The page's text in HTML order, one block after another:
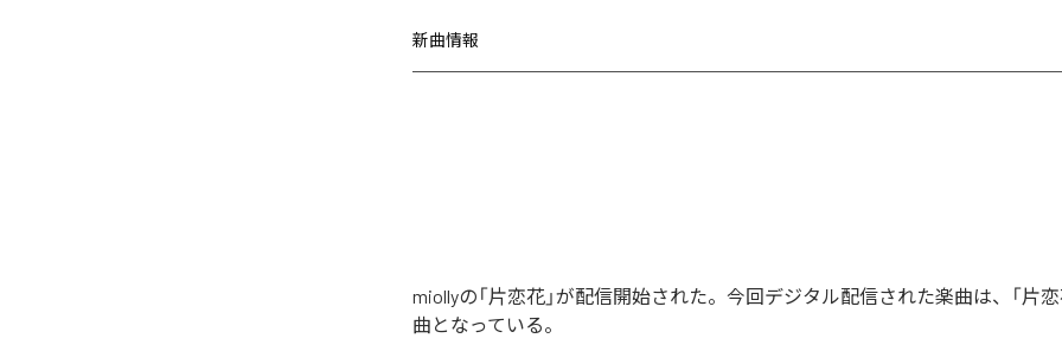
新曲情報
miollyの「片恋花」が配信開始された。今回デジタル配信された楽曲は、「片恋
曲となっている。